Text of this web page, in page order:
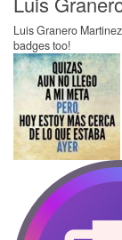
Luis Granero
badges too!